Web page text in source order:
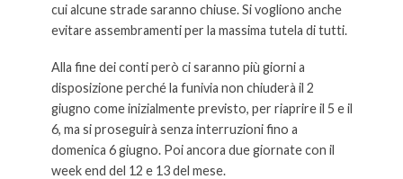
cui alcune strade saranno chiuse. Si vogliono anche
evitare assembramenti per la massima tutela di tutti.
Alla fine dei conti però ci saranno più giorni a
disposizione perché la funivia non chiuderà il 2
giugno come inizialmente previsto, per riaprire il 5 e il
6, ma si proseguirà senza interruzioni fino a
domenica 6 giugno. Poi ancora due giornate con il
week end del 12 e 13 del mese.